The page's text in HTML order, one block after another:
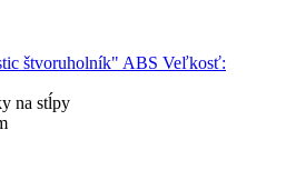
štvoruholník" ABS Veľkosť:
na stĺpy